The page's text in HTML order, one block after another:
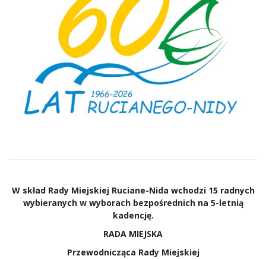
W skład Rady Miejskiej Ruciane-Nida wchodzi 15 radnych
wybieranych w wyborach bezpośrednich na 5-letnią
kadencję.
RADA MIEJSKA
Przewodnicząca Rady Miejskiej